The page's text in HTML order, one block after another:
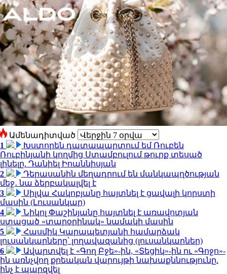
Ամենադիտված
1
Խստորեն դատապարտում եմ Ռուբեն
Ռուբինյանի կողմից Ստամբուլում թուրք տեսած
լինելը. Դանիել Իոաննիսյան
2
Դերասանին մեղադրում են մանկապղծության
մեջ․ նա ձերբակալվել է
3
Սիլվա Հակոբյանը հայտնել է ցավալի կորստի
մասին (Լուսանկար)
4
Նիկոլ Փաշինյանը հայտնել է առավոտյան
ստացած «տարօրինակ» նամակի մասին
5
Հասմիկ Կարապետյանի համարձակ
լուսանկարները՝ լողավազանից (լուսանկարներ)
6
Ավարտվել է «Գող Բջե»-ին, «Տեցիկ»-ին ու «Գոջո»-
ին առնչվող քրեական վարույթի նախաքննությունը.
ինչ է պարզվել